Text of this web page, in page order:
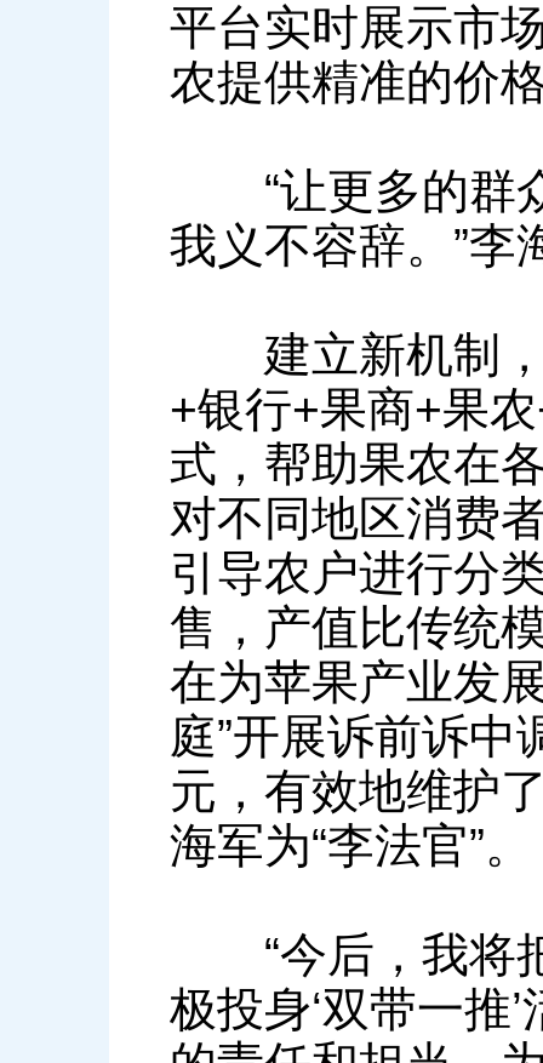
平台实时展示市
农提供精准的价
“让更多的群众
我义不容辞。”李
建立新机制，
+银行+果商+果
式，帮助果农在
对不同地区消费
引导农户进行分
售，产值比传统
在为苹果产业发
庭”开展诉前诉
元，有效地维护
海军为“李法官”。
“今后，我将把
极投身‘双带一推